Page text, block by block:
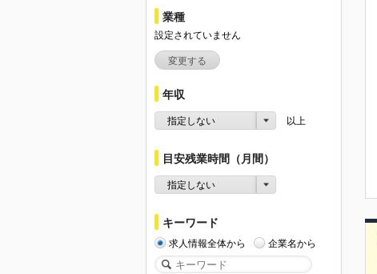
業種
設定されていません
変更する
年収
指定しない 以上
目安残業時間（月間）
指定しない
キーワード
求人情報全体から 企業名から